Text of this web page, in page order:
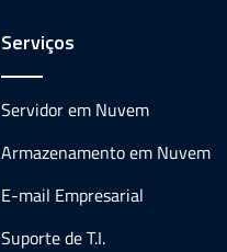
Serviços
Servidor em Nuvem
Armazenamento em Nuvem
E-mail Empresarial
Suporte de T.I.